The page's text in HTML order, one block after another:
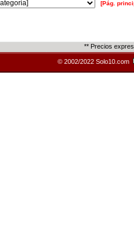
[Pág.
** Precios
© 2002/2022 Solo10.com